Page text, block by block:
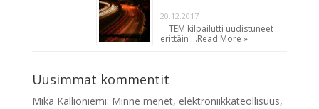
20.12.2017
TEM kilpailutti uudistuneet
erittäin …Read More »
Uusimmat kommentit
Mika Kallioniemi: Minne menet, elektroniikkateollisuus,